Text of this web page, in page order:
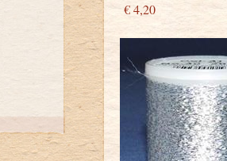
€ 4,20